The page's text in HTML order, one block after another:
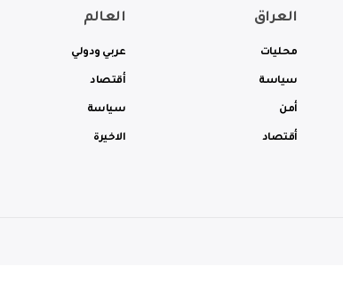
العراق
محليات
سياسة
أمن
أقتصاد
العالم
عربي ودولي
أقتصاد
سياسة
الاخيرة